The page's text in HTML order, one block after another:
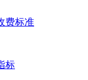
费标准
标